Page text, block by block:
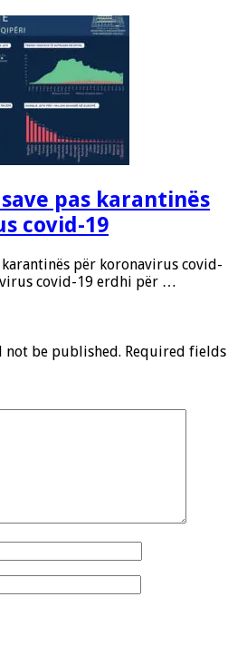
pas karantinës
covid-19
karantinës për koronavirus covid-
covid-19 erdhi për …
not be published. Required fields